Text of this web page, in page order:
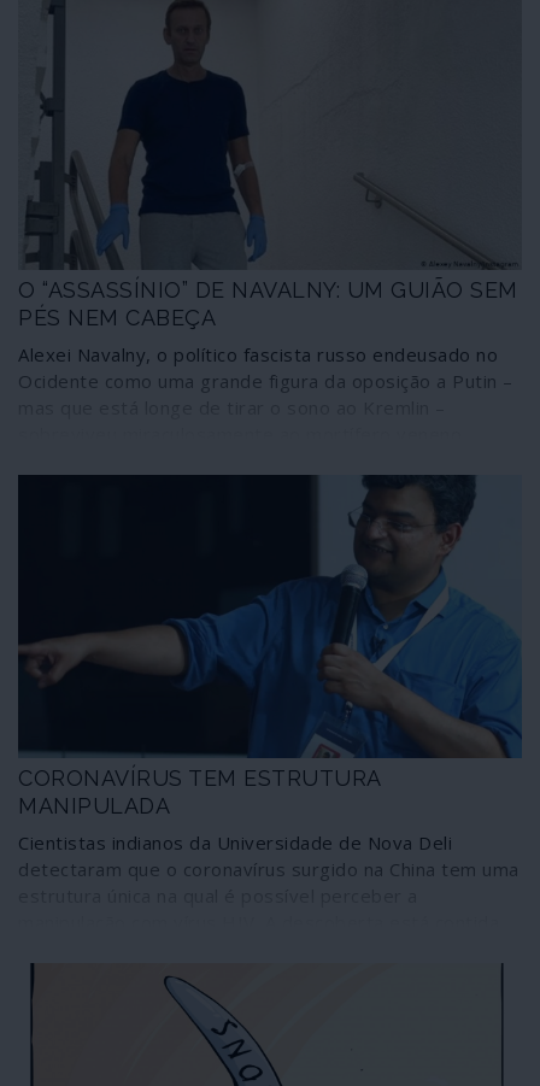
O “ASSASSÍNIO” DE NAVALNY: UM GUIÃO SEM
PÉS NEM CABEÇA
Alexei Navalny, o político fascista russo endeusado no
Ocidente como uma grande figura da oposição a Putin –
duplo Skripal, aparentemente são como um pero depois
de ter sido dado como praticamente morto. Das três
uma: ou Navalny e Skripal são super-homens, ou o
Novichok perdeu potencialidades em termos de
letalidade ou simplesmente nunca houve Novichok
nestas histórias para entreter telejornais e alimentar a
guerra contra a Rússia. Histórias mal contadas, que não
têm factualmente pés nem cabeça, mas que são levadas
a sério e podem gerar convulsões de consequências
imprevisíveis. Assim funciona a propaganda que tomou
as rédeas da informação.
CORONAVÍRUS TEM ESTRUTURA
MANIPULADA
Cientistas indianos da Universidade de Nova Deli
detectaram que o coronavírus surgido na China tem uma
cientistas – das investigações que efectuaram sobre o
2019-nCoV. Entretanto, outros especialistas recordam
que o tratamento com medicamentos contra o HIV de
doentes vítimas da epidemia na China tem registado